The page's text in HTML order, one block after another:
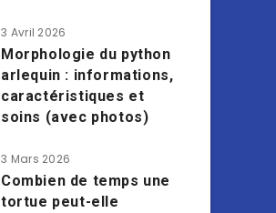
3 Avril 2026
Morphologie du python
arlequin : informations,
caractéristiques et
soins (avec photos)
3 Mars 2026
Combien de temps une
tortue peut-elle